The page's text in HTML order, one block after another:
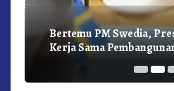
Bertemu PM Swedia,
Kerja Sama